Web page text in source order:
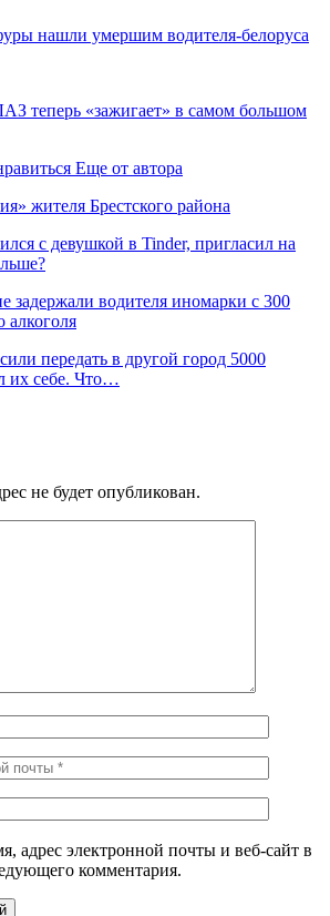
нашли умершим водителя-белоруса
теперь «зажигает» в самом большом
Еще от автора
жителя Брестского района
с девушкой в Tinder, пригласил на
задержали водителя иномарки с 300
алкоголя
передать в другой город 5000
их себе. Что…
не будет опубликован.
адрес электронной почты и веб-сайт в
комментария.